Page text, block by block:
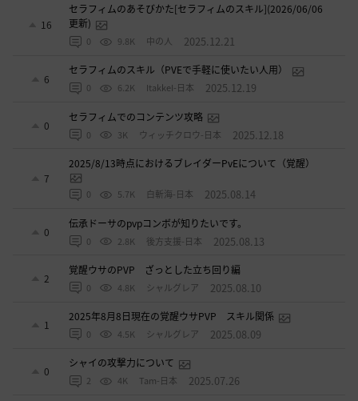
16
セラフィムのあそびかた[セラフィムのスキル](2026/06/06
更新)
0 9.8K 中の人 2025.12.21
6
セラフィムのスキル（PVEで手軽に使いたい人用）
0 6.2K ItakkeI-日本 2025.12.19
0
セラフィムでのコンテンツ攻略
0 3K ウィッチクロウ-日本 2025.12.18
7
2025/8/13時点におけるブレイダーPvEについて（覚醒）
0 5.7K 白斬海-日本 2025.08.14
0
伝承ドーサのpvpコンボが知りたいです。
0 2.8K 後方支援-日本 2025.08.13
2
覚醒ウサのPVP ざっとした立ち回り編
0 4.8K シャルグレア 2025.08.10
1
2025年8月8日現在の覚醒ウサPVP スキル関係
0 4.5K シャルグレア 2025.08.09
0
シャイの攻撃力について
2 4K Tam-日本 2025.07.26